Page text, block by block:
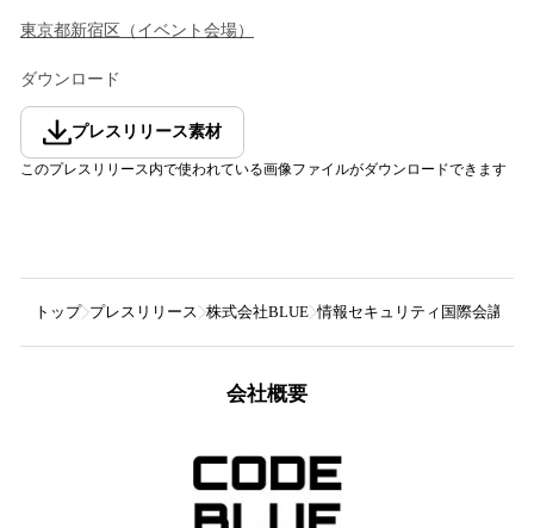
東京都新宿区 （ イベント会場）
ダウンロード
プレスリリース素材
このプレスリリース内で使われている画像ファイルがダウンロードできます
トップ プレスリリース 株式会社BLUE 情報セキュリティ国際会議「
会社概要